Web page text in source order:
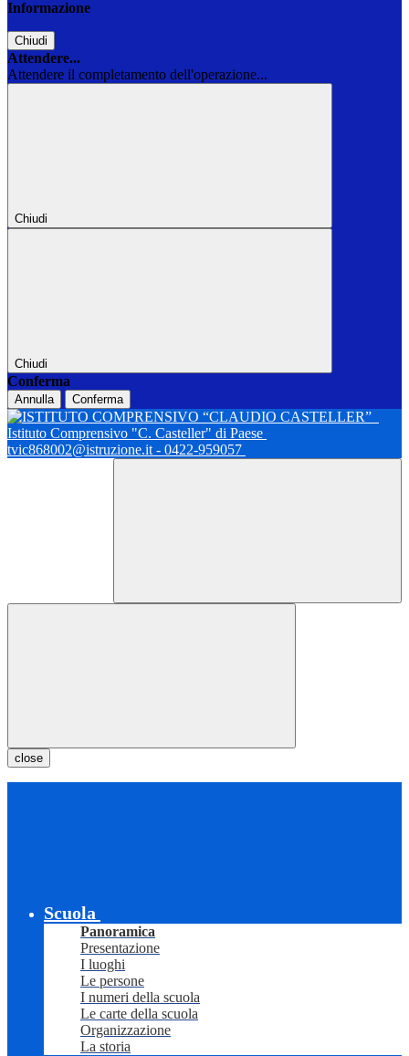
Informazione
Chiudi
Attendere...
Attendere il completamento dell'operazione...
Chiudi
Chiudi
Conferma
Annulla Conferma
Istituto Comprensivo "C. Casteller" di Paese
tvic868002@istruzione.it - 0422-959057
close
Scuola
Panoramica
Presentazione
I luoghi
Le persone
I numeri della scuola
Le carte della scuola
Organizzazione
La storia